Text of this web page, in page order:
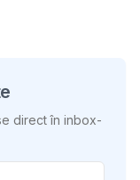
direct în inbox-